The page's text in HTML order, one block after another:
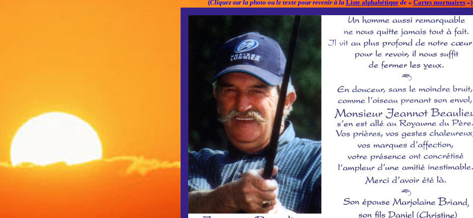
(Cliquez sur la photo ou le texte pour revenir à la Liste alphabétiquede « Cartes mortuaires»)